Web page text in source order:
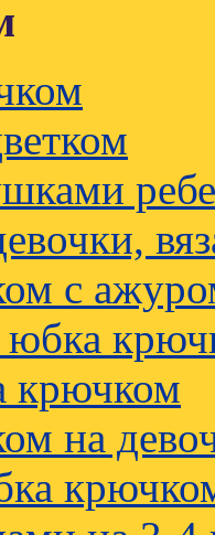
с
крючком
на